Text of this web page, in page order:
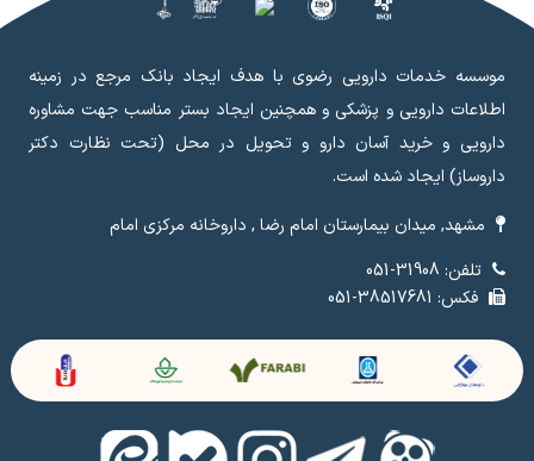
موسسه خدمات دارویی رضوی با هدف ایجاد بانک مرجع در زمینه
اطلاعات دارویی و پزشکی و همچنین ایجاد بستر مناسب جهت مشاوره
دارویی و خرید آسان دارو و تحویل در محل (تحت نظارت دکتر
داروساز) ایجاد شده است.
مشهد, میدان بیمارستان امام رضا , داروخانه مرکزی امام
تلفن: 31908-051
فکس: 38517681-051